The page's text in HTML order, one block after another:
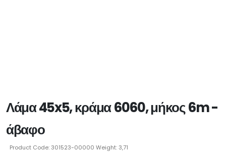
Λάμα 45x5, κράμα 6060, μήκος 6m -
άβαφο
Product Code: 301523-00000 Weight: 3,71